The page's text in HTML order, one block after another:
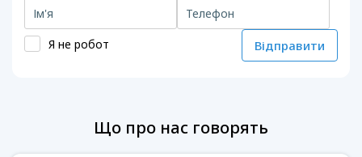
Я не робот Відправити
Що про нас говорять